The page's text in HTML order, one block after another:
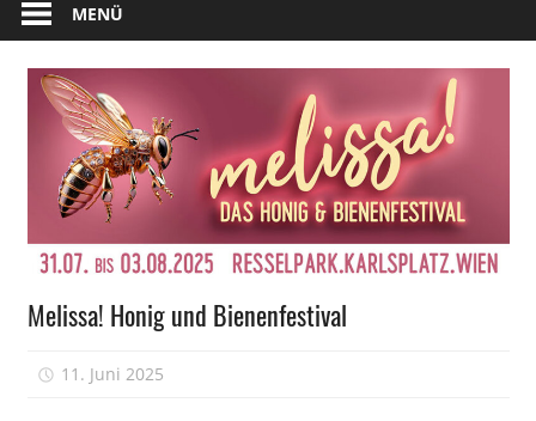
MENÜ
Melissa! Honig und Bienenfestival
11. Juni 2025